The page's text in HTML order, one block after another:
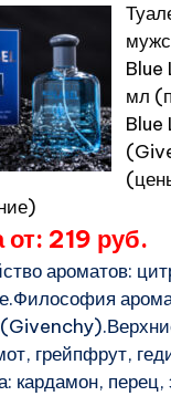
Blue
мл
Blue
от: 219 руб.
ароматов:
грейпфрут,
кардамон, перец,